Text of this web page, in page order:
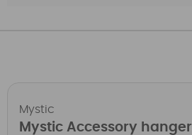
Mystic
Mystic Accessory hanger